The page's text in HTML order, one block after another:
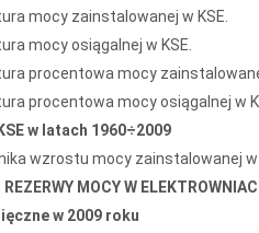
mocy zainstalowanej w KSE.
mocy osiągalnej w KSE.
procentowa mocy
procentowa mocy osiągalnej w
w latach 1960÷2009
wzrostu mocy zainstalowanej
MOCY W
w 2009 roku